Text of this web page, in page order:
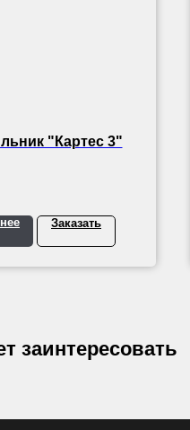
"Картес 3"
Заказать
заинтересовать